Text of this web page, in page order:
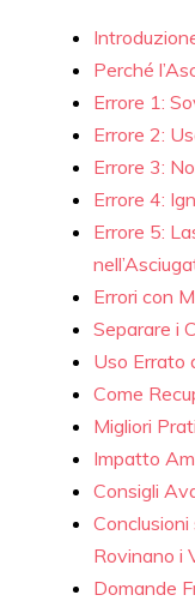
Perché
Errore 1:
Errore 2:
Errore 3:
Errore 4:
Errore 5:
Errori con
Separare i
Uso Errato
Come
Migliori
Impatto
Consigli
Conclusioni
Rovinano i
Domande